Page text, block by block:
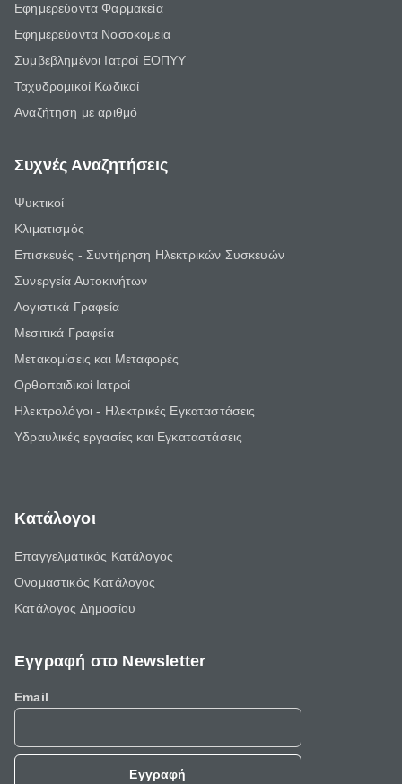
Εφημερεύοντα Φαρμακεία
Εφημερεύοντα Νοσοκομεία
Συμβεβλημένοι Ιατροί ΕΟΠΥΥ
Ταχυδρομικοί Κωδικοί
Αναζήτηση με αριθμό
Συχνές Αναζητήσεις
Ψυκτικοί
Κλιματισμός
Επισκευές - Συντήρηση Ηλεκτρικών Συσκευών
Συνεργεία Αυτοκινήτων
Λογιστικά Γραφεία
Μεσιτικά Γραφεία
Μετακομίσεις και Μεταφορές
Ορθοπαιδικοί Ιατροί
Ηλεκτρολόγοι - Ηλεκτρικές Εγκαταστάσεις
Υδραυλικές εργασίες και Εγκαταστάσεις
Κατάλογοι
Επαγγελματικός Κατάλογος
Ονομαστικός Κατάλογος
Κατάλογος Δημοσίου
Εγγραφή στο Newsletter
Email
Εγγραφή